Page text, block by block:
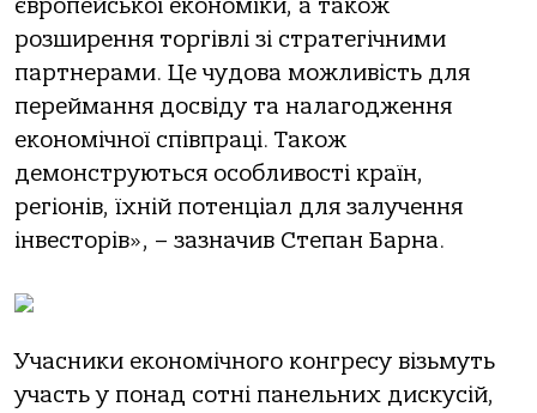
європейської економіки, а також
розширення торгівлі зі стратегічними
партнерами. Це чудова можливість для
переймання досвіду та налагодження
економічної співпраці. Також
демонструються особливості країн,
регіонів, їхній потенціал для залучення
інвесторів», – зазначив Степан Барна.
Учасники економічного конгресу візьмуть
участь у понад сотні панельних дискусій,